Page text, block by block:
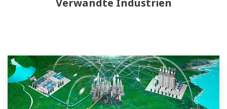
Verwandte Industrien